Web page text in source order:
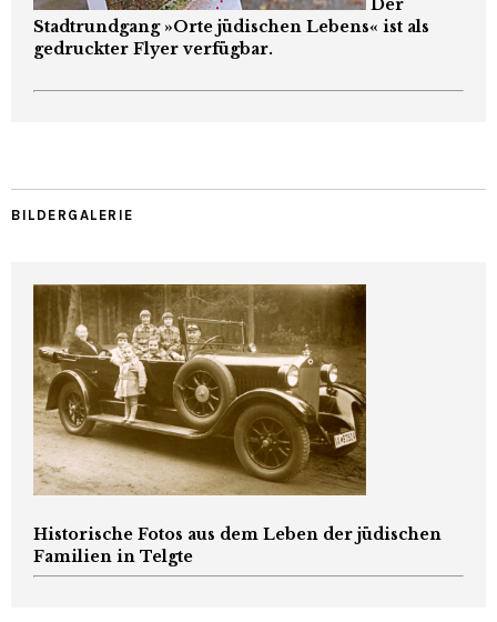
Stadtrundgang »Orte jüdischen Lebens« ist als
gedruckter Flyer verfügbar.
BILDERGALERIE
Historische Fotos aus dem Leben der jüdischen
Familien in Telgte